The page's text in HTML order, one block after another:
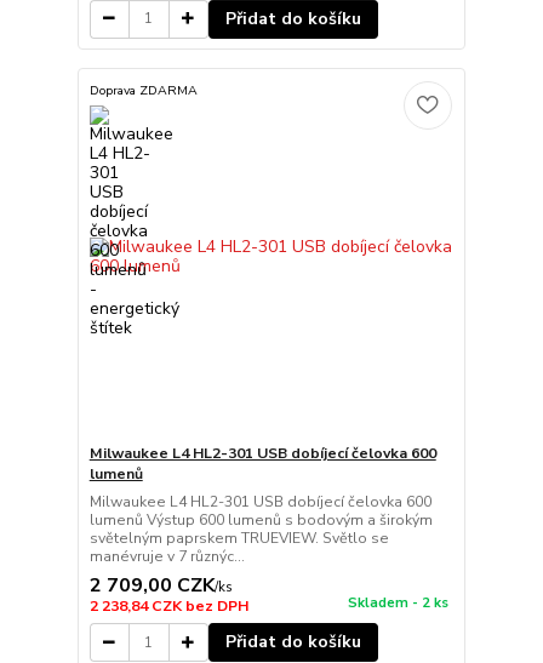
Přidat do košíku
Doprava ZDARMA
Milwaukee L4 HL2-301 USB dobíjecí čelovka 600
lumenů
Milwaukee L4 HL2-301 USB dobíjecí čelovka 600
lumenů Výstup 600 lumenů s bodovým a širokým
světelným paprskem TRUEVIEW. Světlo se
manévruje v 7 různýc...
2 709,00 CZK/ks
2 238,84 CZKbez DPH Skladem - 2 ks
Přidat do košíku